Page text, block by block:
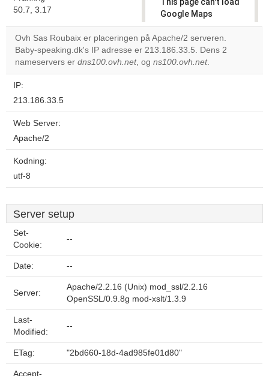
50.7, 3.17
Google Maps
correctly.
Do you
own this
Ovh Sas Roubaix er placeringen på Apache/2 serveren.
Baby-speaking.dk's IP adresse er 213.186.33.5. Dens 2
nameservers er dns100.ovh.net, og ns100.ovh.net.
IP:
213.186.33.5
Web Server:
Apache/2
Kodning:
utf-8
Server setup
Set-
Cookie:
--
Date: --
Server:
Apache/2.2.16 (Unix) mod_ssl/2.2.16
OpenSSL/0.9.8g mod-xslt/1.3.9
Last-
Modified:
--
ETag: "2bd660-18d-4ad985fe01d80"
Accept-